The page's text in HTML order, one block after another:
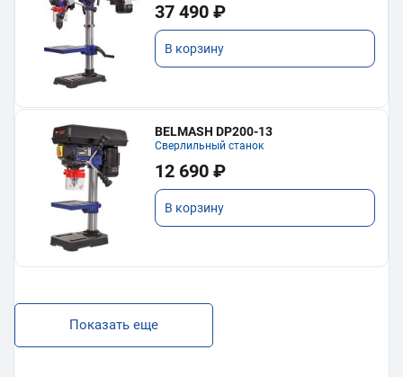
37 490 ₽
В корзину
BELMASH DP200-13
Сверлильный станок
12 690 ₽
В корзину
Показать еще